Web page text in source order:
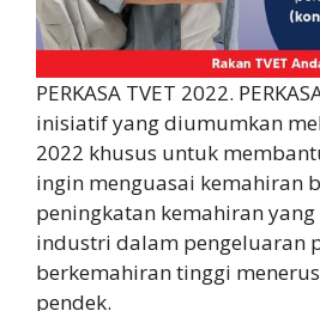
PERKASA TVET 2022.
inisiatif yang diumumkan
2022 khusus untuk
ingin menguasai kemahiran
peningkatan kemahiran
industri dalam pengeluaran
berkemahiran tinggi
pendek.